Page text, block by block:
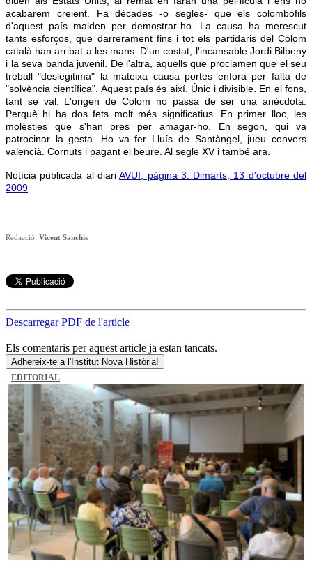
acabarem creient. Fa dècades -o segles- que els colombòfils
d'aquest país malden per demostrar-ho. La causa ha merescut
tants esforços, que darrerament fins i tot els partidaris del Colom
català han arribat a les mans. D'un costat, l'incansable Jordi Bilbeny
i la seva banda juvenil. De l'altra, aquells que proclamen que el seu
treball "deslegitima" la mateixa causa portes enfora per falta de
"solvència científica". Aquest país és així. Únic i divisible. En el fons,
tant se val. L'origen de Colom no passa de ser una anècdota.
Perquè hi ha dos fets molt més significatius. En primer lloc, les
molèsties que s'han pres per amagar-ho. En segon, qui va
patrocinar la gesta. Ho va fer Lluís de Santàngel, jueu convers
valencià. Cornuts i pagant el beure. Al segle XV i també ara.
Notícia publicada al diariAVUI, pàgina 3. Dimarts, 13 d'octubre del
2009
Redacció: Vicent Sanchis
Descarregar PDF de l'article
Els comentaris per aquest article ja estan tancats.
Adhereix-te a l'Institut Nova Història!
EDITORIAL